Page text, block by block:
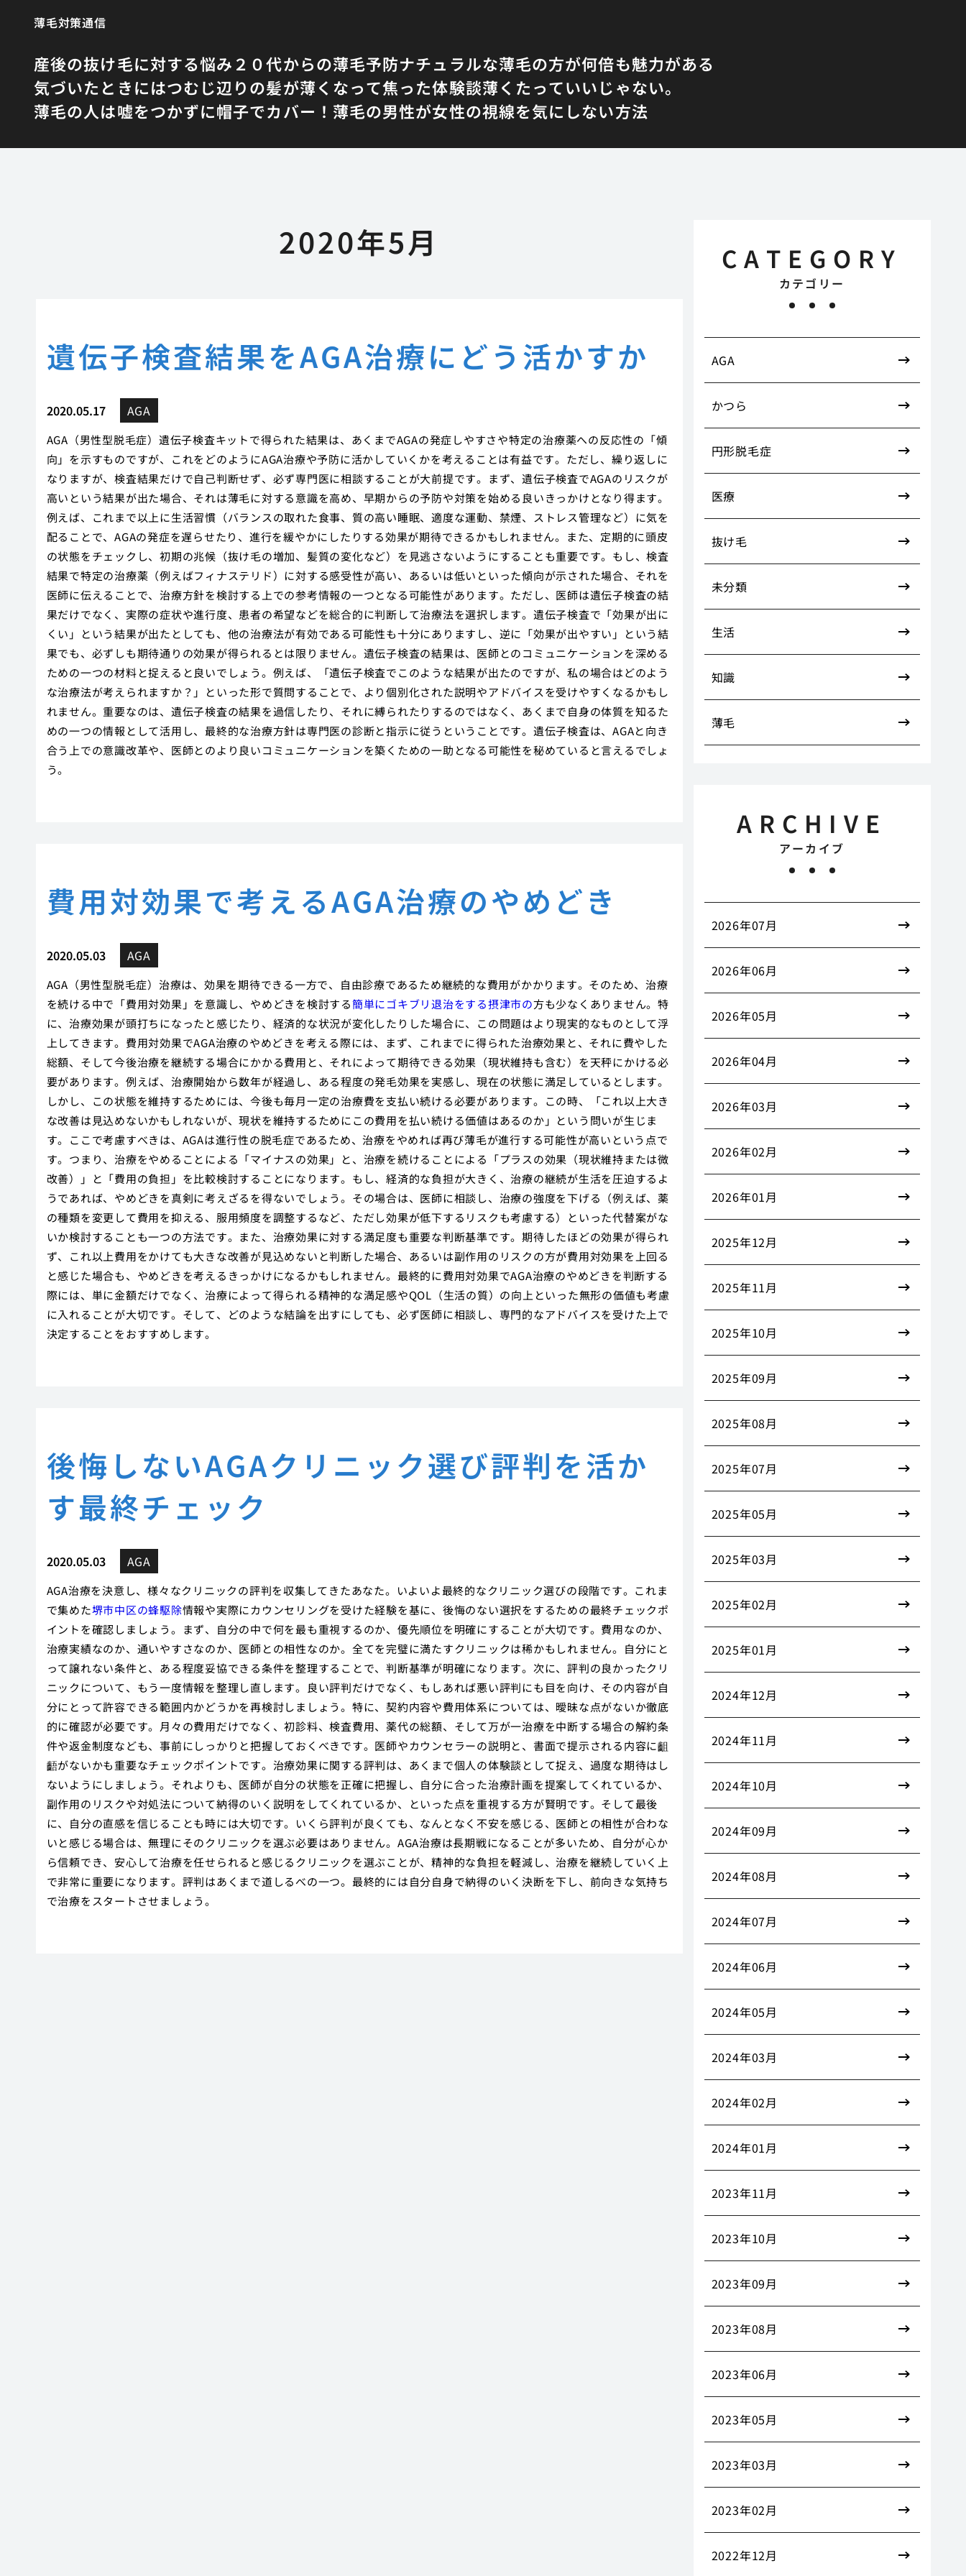
薄毛対策通信
産後の抜け毛に対する悩み ２０代からの薄毛予防ナチュラルな薄毛の方が何倍も魅力がある
気づいたときにはつむじ辺りの髪が薄くなって焦った体験談薄くたっていいじゃない。
薄毛の人は嘘をつかずに帽子でカバー！ 薄毛の男性が女性の視線を気にしない方法
2020年5月
遺伝子検査結果をAGA治療にどう活かすか
2020.05.17 AGA
AGA（男性型脱毛症）遺伝子検査キットで得られた結果は、あくまでAGAの発症しやすさや特定の治療薬への反応性の「傾
向」を示すものですが、これをどのようにAGA治療や予防に活かしていくかを考えることは有益です。ただし、繰り返しに
なりますが、検査結果だけで自己判断せず、必ず専門医に相談することが大前提です。まず、遺伝子検査でAGAのリスクが
高いという結果が出た場合、それは薄毛に対する意識を高め、早期からの予防や対策を始める良いきっかけとなり得ます。
例えば、これまで以上に生活習慣（バランスの取れた食事、質の高い睡眠、適度な運動、禁煙、ストレス管理など）に気を
配ることで、AGAの発症を遅らせたり、進行を緩やかにしたりする効果が期待できるかもしれません。また、定期的に頭皮
の状態をチェックし、初期の兆候（抜け毛の増加、髪質の変化など）を見逃さないようにすることも重要です。もし、検査
結果で特定の治療薬（例えばフィナステリド）に対する感受性が高い、あるいは低いといった傾向が示された場合、それを
医師に伝えることで、治療方針を検討する上での参考情報の一つとなる可能性があります。ただし、医師は遺伝子検査の結
果だけでなく、実際の症状や進行度、患者の希望などを総合的に判断して治療法を選択します。遺伝子検査で「効果が出に
くい」という結果が出たとしても、他の治療法が有効である可能性も十分にありますし、逆に「効果が出やすい」という結
果でも、必ずしも期待通りの効果が得られるとは限りません。遺伝子検査の結果は、医師とのコミュニケーションを深める
ための一つの材料と捉えると良いでしょう。例えば、「遺伝子検査でこのような結果が出たのですが、私の場合はどのよう
な治療法が考えられますか？」といった形で質問することで、より個別化された説明やアドバイスを受けやすくなるかもし
れません。重要なのは、遺伝子検査の結果を過信したり、それに縛られたりするのではなく、あくまで自身の体質を知るた
めの一つの情報として活用し、最終的な治療方針は専門医の診断と指示に従うということです。遺伝子検査は、AGAと向き
合う上での意識改革や、医師とのより良いコミュニケーションを築くための一助となる可能性を秘めていると言えるでしょ
う。
費用対効果で考えるAGA治療のやめどき
2020.05.03 AGA
AGA（男性型脱毛症）治療は、効果を期待できる一方で、自由診療であるため継続的な費用がかかります。そのため、治療
を続ける中で「費用対効果」を意識し、やめどきを検討する簡単にゴキブリ退治をする摂津市の方も少なくありません。特
に、治療効果が頭打ちになったと感じたり、経済的な状況が変化したりした場合に、この問題はより現実的なものとして浮
上してきます。費用対効果でAGA治療のやめどきを考える際には、まず、これまでに得られた治療効果と、それに費やした
総額、そして今後治療を継続する場合にかかる費用と、それによって期待できる効果（現状維持も含む）を天秤にかける必
要があります。例えば、治療開始から数年が経過し、ある程度の発毛効果を実感し、現在の状態に満足しているとします。
しかし、この状態を維持するためには、今後も毎月一定の治療費を支払い続ける必要があります。この時、「これ以上大き
な改善は見込めないかもしれないが、現状を維持するためにこの費用を払い続ける価値はあるのか」という問いが生じま
す。ここで考慮すべきは、AGAは進行性の脱毛症であるため、治療をやめれば再び薄毛が進行する可能性が高いという点で
す。つまり、治療をやめることによる「マイナスの効果」と、治療を続けることによる「プラスの効果（現状維持または微
改善）」と「費用の負担」を比較検討することになります。もし、経済的な負担が大きく、治療の継続が生活を圧迫するよ
うであれば、やめどきを真剣に考えざるを得ないでしょう。その場合は、医師に相談し、治療の強度を下げる（例えば、薬
の種類を変更して費用を抑える、服用頻度を調整するなど、ただし効果が低下するリスクも考慮する）といった代替案がな
いか検討することも一つの方法です。また、治療効果に対する満足度も重要な判断基準です。期待したほどの効果が得られ
ず、これ以上費用をかけても大きな改善が見込めないと判断した場合、あるいは副作用のリスクの方が費用対効果を上回る
と感じた場合も、やめどきを考えるきっかけになるかもしれません。最終的に費用対効果でAGA治療のやめどきを判断する
際には、単に金額だけでなく、治療によって得られる精神的な満足感やQOL（生活の質）の向上といった無形の価値も考慮
に入れることが大切です。そして、どのような結論を出すにしても、必ず医師に相談し、専門的なアドバイスを受けた上で
決定することをおすすめします。
後悔しないAGAクリニック選び評判を活か
す最終チェック
2020.05.03 AGA
AGA治療を決意し、様々なクリニックの評判を収集してきたあなた。いよいよ最終的なクリニック選びの段階です。これま
で集めた堺市中区の蜂駆除情報や実際にカウンセリングを受けた経験を基に、後悔のない選択をするための最終チェックポ
イントを確認しましょう。まず、自分の中で何を最も重視するのか、優先順位を明確にすることが大切です。費用なのか、
治療実績なのか、通いやすさなのか、医師との相性なのか。全てを完璧に満たすクリニックは稀かもしれません。自分にと
って譲れない条件と、ある程度妥協できる条件を整理することで、判断基準が明確になります。次に、評判の良かったクリ
ニックについて、もう一度情報を整理し直します。良い評判だけでなく、もしあれば悪い評判にも目を向け、その内容が自
分にとって許容できる範囲内かどうかを再検討しましょう。特に、契約内容や費用体系については、曖昧な点がないか徹底
的に確認が必要です。月々の費用だけでなく、初診料、検査費用、薬代の総額、そして万が一治療を中断する場合の解約条
件や返金制度なども、事前にしっかりと把握しておくべきです。医師やカウンセラーの説明と、書面で提示される内容に齟
齬がないかも重要なチェックポイントです。治療効果に関する評判は、あくまで個人の体験談として捉え、過度な期待はし
ないようにしましょう。それよりも、医師が自分の状態を正確に把握し、自分に合った治療計画を提案してくれているか、
副作用のリスクや対処法について納得のいく説明をしてくれているか、といった点を重視する方が賢明です。そして最後
に、自分の直感を信じることも時には大切です。いくら評判が良くても、なんとなく不安を感じる、医師との相性が合わな
いと感じる場合は、無理にそのクリニックを選ぶ必要はありません。AGA治療は長期戦になることが多いため、自分が心か
ら信頼でき、安心して治療を任せられると感じるクリニックを選ぶことが、精神的な負担を軽減し、治療を継続していく上
で非常に重要になります。評判はあくまで道しるべの一つ。最終的には自分自身で納得のいく決断を下し、前向きな気持ち
で治療をスタートさせましょう。
CATEGORY
カテゴリー
AGA
かつら
円形脱毛症
医療
抜け毛
未分類
生活
知識
薄毛
ARCHIVE
アーカイブ
2026年07月
2026年06月
2026年05月
2026年04月
2026年03月
2026年02月
2026年01月
2025年12月
2025年11月
2025年10月
2025年09月
2025年08月
2025年07月
2025年05月
2025年03月
2025年02月
2025年01月
2024年12月
2024年11月
2024年10月
2024年09月
2024年08月
2024年07月
2024年06月
2024年05月
2024年03月
2024年02月
2024年01月
2023年11月
2023年10月
2023年09月
2023年08月
2023年06月
2023年05月
2023年03月
2023年02月
2022年12月